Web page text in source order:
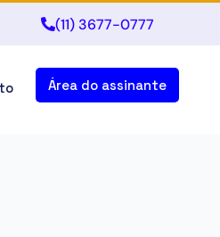
(11) 3677-0777
Área do assinante